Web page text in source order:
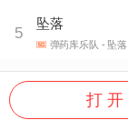
5
坠落
弹药库乐队 - 坠落
打 开